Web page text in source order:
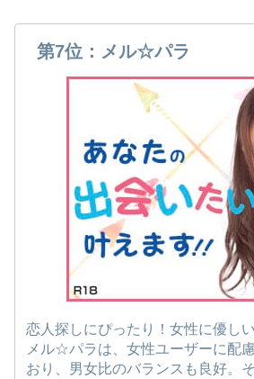
第7位：メル☆パラ
恋人探しにぴったり！女性に優し
メル☆パラは、女性ユーザーに配
おり、男女比のバランスも良好。